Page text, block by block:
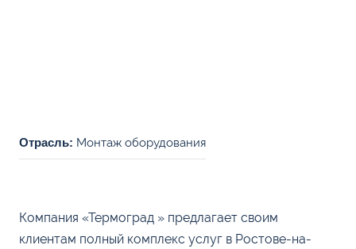
Отрасль: Монтаж оборудования
Компания «Термоград » предлагает своим
клиентам полный комплекс услуг в Ростове-на-